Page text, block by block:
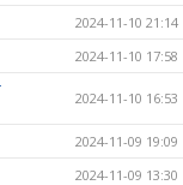
2024-11-10 21:14
2024-11-10 17:58
2024-11-10 16:53
2024-11-09 19:09
2024-11-09 13:30